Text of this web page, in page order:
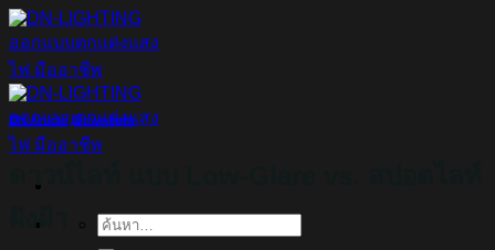
ข้าม
ไป
ยัง
เนื้อหา
ค้นหา:
DN Article,Downlight
ฝังฝ้า